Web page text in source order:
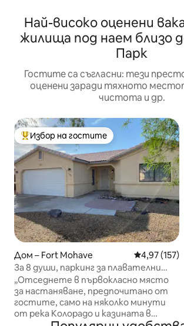
Най-високо оценени
жилища под наем близо
Парк
Гостите са съгласни: тези
оценени заради тяхното
чистота и др.
Най-популярен избор на гостите
Избор на гостите
Дом – Fort Mohave Средна
4,97 (157)
За 8 души, паркинг за плавателни
съдове, допускат се домашни
любимци, близо до река
„Отседнете в първокласно място
за настаняване, предпочитано от
гостите, само на няколко минути
от река Колорадо и казината в